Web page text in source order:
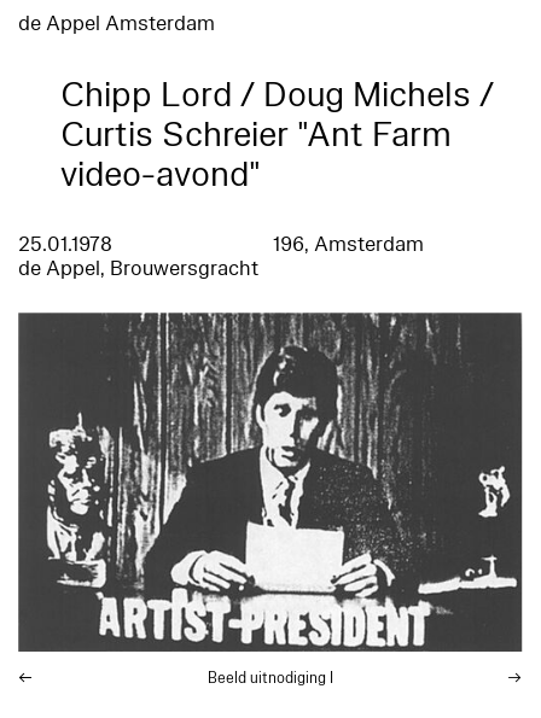
de Appel Amsterdam
Chipp Lord / Doug Michels /
Curtis Schreier "Ant Farm
video-avond"
25.01.1978
de Appel, Brouwersgracht
196, Amsterdam
Beeld uitnodiging I